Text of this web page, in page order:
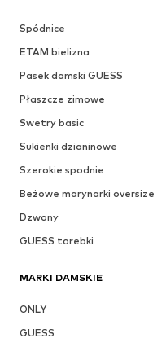
Spódnice
ETAM bielizna
Pasek damski GUESS
Płaszcze zimowe
Swetry basic
Sukienki dzianinowe
Szerokie spodnie
Beżowe marynarki oversize
Dzwony
GUESS torebki
MARKI DAMSKIE
ONLY
GUESS